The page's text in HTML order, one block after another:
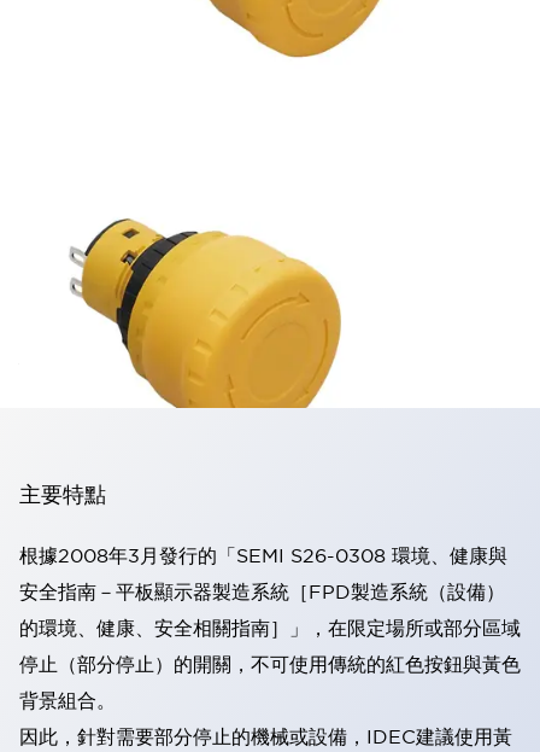
停止用開關
建議使用黃色按鈕、白色護罩、白色銘板
主要特點
根據2008年3月發行的「SEMI S26-0308 環境、健康與
安全指南－平板顯示器製造系統［FPD製造系統（設備）
的環境、健康、安全相關指南］」，在限定場所或部分區域
停止（部分停止）的開關，不可使用傳統的紅色按鈕與黃色
背景組合。
因此，針對需要部分停止的機械或設備，IDEC建議使用黃